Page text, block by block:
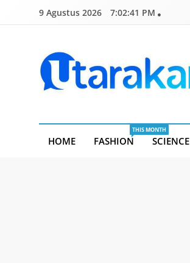
9 Agustus 2026 7:02:41 PM
HOME FASHION
THIS MONTH
SCIENCE